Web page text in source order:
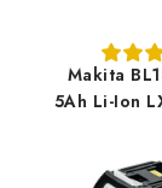
Makita
5Ah Li-Ion